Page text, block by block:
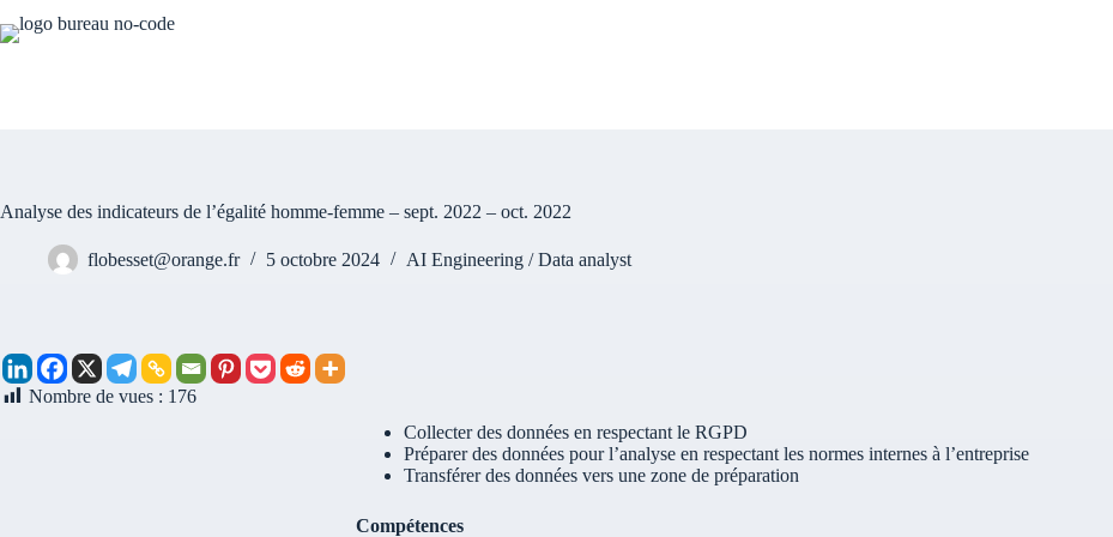
Analyse des indicateurs de l’égalité homme-femme – sept. 2022 – oct. 2022
flobesset@orange.fr 5 octobre 2024 AI Engineering / Data analyst
Nombre de vues : 176
Collecter des données en respectant le RGPD
Préparer des données pour l’analyse en respectant les normes internes à l’entreprise
Transférer des données vers une zone de préparation
Compétences